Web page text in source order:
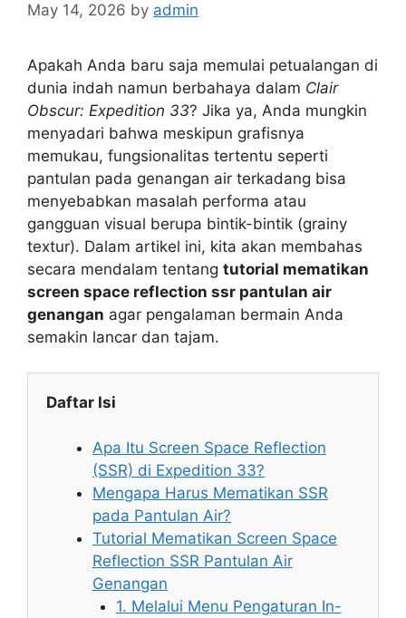
May 14, 2026 by admin
Apakah Anda baru saja memulai petualangan di
dunia indah namun berbahaya dalam Clair
Obscur: Expedition 33? Jika ya, Anda mungkin
menyadari bahwa meskipun grafisnya
memukau, fungsionalitas tertentu seperti
pantulan pada genangan air terkadang bisa
menyebabkan masalah performa atau
gangguan visual berupa bintik-bintik (grainy
textur). Dalam artikel ini, kita akan membahas
secara mendalam tentang tutorial mematikan
screen space reflection ssr pantulan air
genangan agar pengalaman bermain Anda
semakin lancar dan tajam.
Daftar Isi
Apa Itu Screen Space Reflection
(SSR) di Expedition 33?
Mengapa Harus Mematikan SSR
pada Pantulan Air?
Tutorial Mematikan Screen Space
Reflection SSR Pantulan Air
Genangan
1. Melalui Menu Pengaturan In-